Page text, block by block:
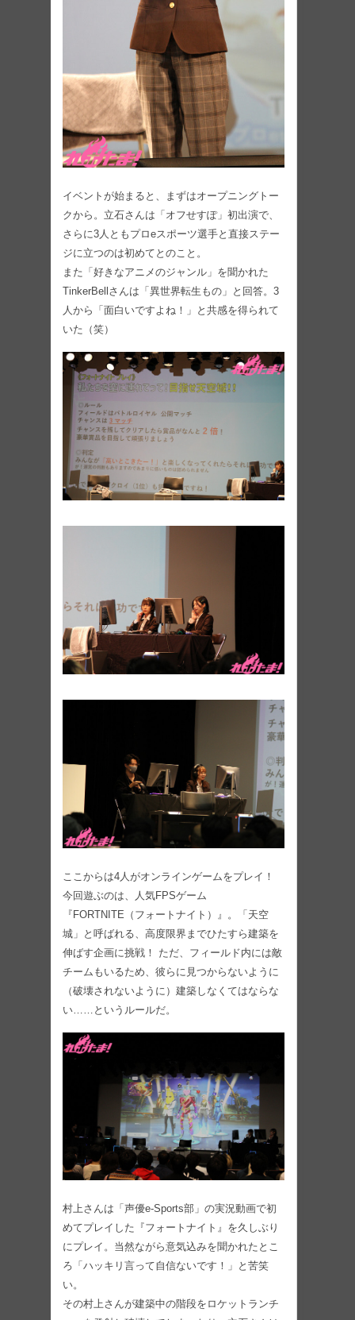
イベントが始まると、まずはオープニングトー
クから。立石さんは「オフせすぽ」初出演で、
さらに3人ともプロeスポーツ選手と直接ステー
ジに立つのは初めてとのこと。
また「好きなアニメのジャンル」を聞かれた
TinkerBellさんは「異世界転生もの」と回答。3
人から「面白いですよね！」と共感を得られて
いた（笑）
ここからは4人がオンラインゲームをプレイ！
今回遊ぶのは、人気FPSゲーム
『FORTNITE（フォートナイト）』。「天空
城」と呼ばれる、高度限界までひたすら建築を
伸ばす企画に挑戦！ ただ、フィールド内には敵
チームもいるため、彼らに見つからないように
（破壊されないように）建築しなくてはならな
い……というルールだ。
村上さんは「声優e-Sports部」の実況動画で初
めてプレイした『フォートナイト』を久しぶり
にプレイ。当然ながら意気込みを聞かれたとこ
ろ「ハッキリ言って自信ないです！」と苦笑
い。
その村上さんが建築中の階段をロケットランチ